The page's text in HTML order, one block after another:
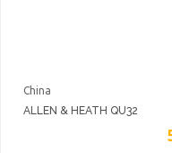
China
ALLEN & HEATH QU32